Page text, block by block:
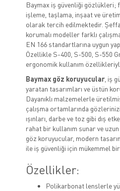
Baymax iş güvenliği
işleme, taşlama, inşaat ve
olarak tercih edilmektedir.
korumalı modeller farklı
EN 166 standartlarına uygun
Özellikle S-400, S-500, S-550
ergonomik kullanım
Baymax göz koruyucular, iş
yaratan tasarımları ve üstün
Dayanıklı malzemelerle
çalışma ortamlarında
ışınları, darbe ve toz gibi dış
rahat bir kullanım sunar ve
göz koruyucular, modern
ile iş güvenliği için mükemmel
Özellikler:
Polikarbonat lenslerle